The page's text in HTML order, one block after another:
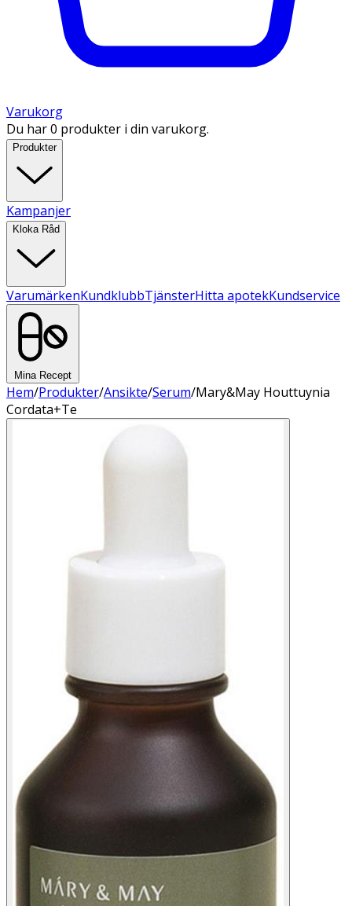
Varukorg
Du har 0 produkter i din varukorg.
Produkter
Kampanjer
Kloka Råd
VarumärkenKundklubbTjänsterHitta apotekKundservice
Mina Recept
Hem/Produkter/Ansikte/Serum/Mary&May Houttuynia
Cordata+Te